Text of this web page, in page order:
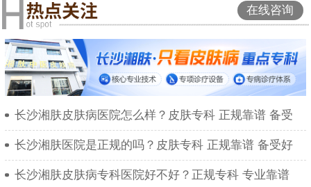
在线咨询
长沙湘肤皮肤病医院怎么样？皮肤专科 正规靠谱 备受
长沙湘肤医院是正规的吗？皮肤专科 正规靠谱 备受好
长沙湘肤皮肤病专科医院好不好？正规专科 专业靠谱